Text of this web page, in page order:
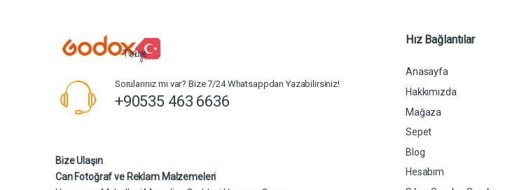
Sorularınız mı var? Bize 7/24 Whatsappdan Yazabilirsiniz!
+90535 463 6636
Bize Ulaşın
Can Fotoğraf ve Reklam Malzemeleri
Hız Bağlantılar
Anasayfa
Hakkımızda
Mağaza
Sepet
Blog
Hesabım